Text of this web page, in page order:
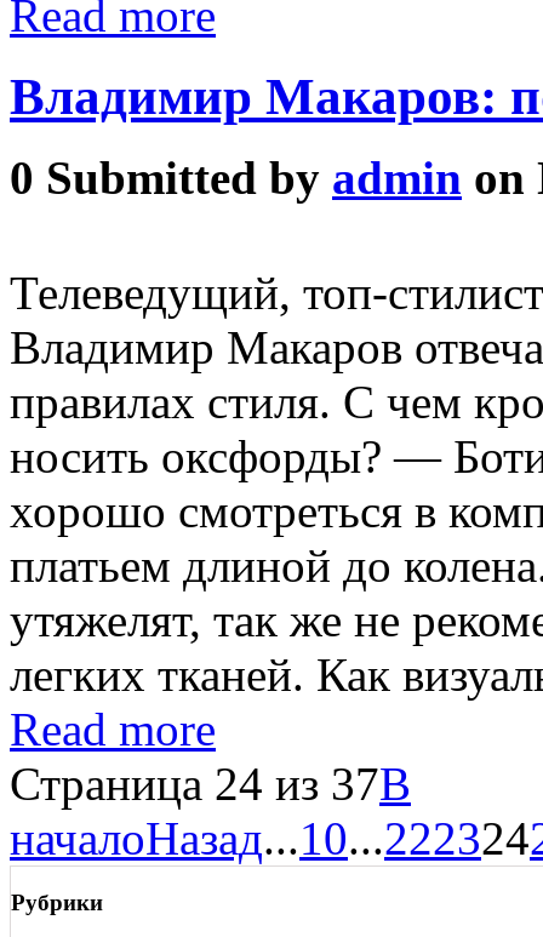
Read more
Владимир Макаров:
0 Submitted by admin on
Телеведущий, топ-
Владимир Макаров
правилах стиля. С чем
носить оксфорды? —
хорошо смотреться в
платьем длиной до
утяжелят, так же не
легких тканей. Как
Read more
Страница 24 из 37В
началоНазад...10...222324
Рубрики